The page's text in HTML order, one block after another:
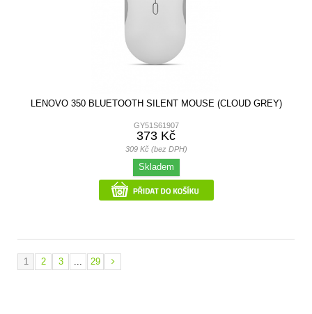
LENOVO 350 BLUETOOTH SILENT MOUSE (CLOUD GREY)
GY51S61907
373 Kč
309 Kč (bez DPH)
Skladem
1 2 3 ... 29